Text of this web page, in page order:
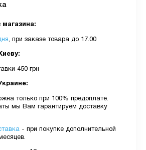
, при заказе товара до 17.00
450 грн
только при 100% предоплате.
мы Вам гарантируем доставку
- при покупке дополнительной